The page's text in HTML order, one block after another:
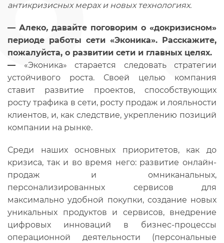
антикризисных мерах и новых технологиях.
— Алеко, давайте поговорим о «докризисном»
периоде работы сети «Эконика». Расскажите,
пожалуйста, о развитии сети и главных целях.
— «Эконика» старается следовать стратегии
устойчивого роста. Своей целью компания
ставит развитие проектов, способствующих
росту трафика в сети, росту продаж и лояльности
клиентов, и, как следствие, укреплению позиций
компании на рынке.
Среди наших основных приоритетов, как до
кризиса, так и во время него: развитие онлайн-
продаж и омниканальных,
персонализированных сервисов для
максимально удобной покупки, создание новых
уникальных продуктов и сервисов, внедрение
цифровых инноваций в бизнес-процессы
операционной деятельности (персональные